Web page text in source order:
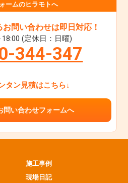
ームのヒラモトへ
問い合わせは即日対応！
(定休日：日曜)
344-347
タン見積はこちら↓
問い合わせフォームへ
施工事例
現場日記